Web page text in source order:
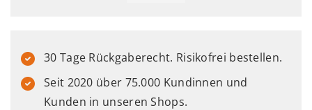
30 Tage Rückgaberecht. Risikofrei bestellen.
Seit 2020 über 75.000 Kundinnen und
Kunden in unseren Shops.